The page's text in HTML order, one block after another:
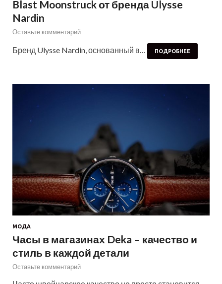
Blast Moonstruck от бренда Ulysse
Nardin
Оставьте комментарий
Бренд Ulysse Nardin, основанный в… ПОДРОБНЕЕ
МОДА
Часы в магазинах Deka – качество и
стиль в каждой детали
Оставьте комментарий